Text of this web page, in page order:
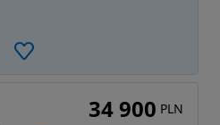
34 900 PLN